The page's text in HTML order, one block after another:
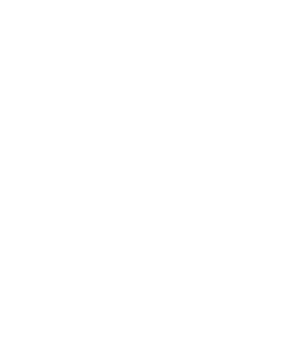
želja morate biti prijavljeni.